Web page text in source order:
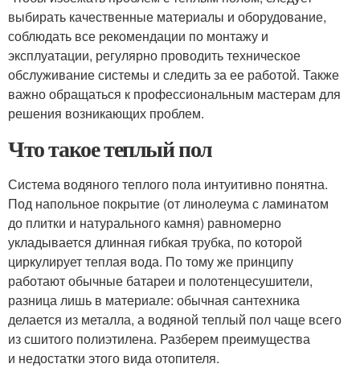
выбирать качественные материалы и оборудование,
соблюдать все рекомендации по монтажу и
эксплуатации, регулярно проводить техническое
обслуживание системы и следить за ее работой. Также
важно обращаться к профессиональным мастерам для
решения возникающих проблем.
Что такое теплый пол
Система водяного теплого пола интуитивно понятна.
Под напольное покрытие (от линолеума с ламинатом
до плитки и натурального камня) равномерно
укладывается длинная гибкая трубка, по которой
циркулирует теплая вода. По тому же принципу
работают обычные батареи и полотенцесушители,
разница лишь в материале: обычная сантехника
делается из металла, а водяной теплый пол чаще всего
из сшитого полиэтилена. Разберем преимущества
и недостатки этого вида отопителя.